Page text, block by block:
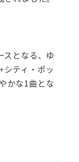
スとなる、ゆ
シティ・ポッ
かな1曲とな